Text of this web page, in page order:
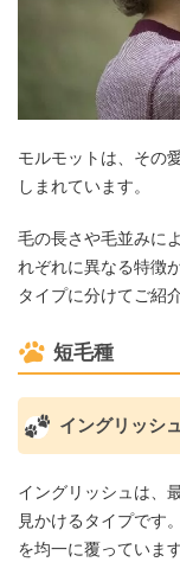
モルモットは、その
しまれています。
毛の長さや毛並みに
れぞれに異なる特徴
タイプに分けてご紹
短毛種
イングリッシ
イングリッシュは、
見かけるタイプです
を均一に覆っています